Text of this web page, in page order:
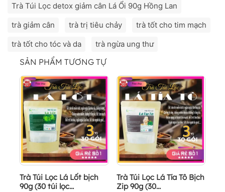
Trà Túi Lọc detox giảm cân Lá Ổi 90g Hồng Lan
trà giảm cân
trà trị tiêu chảy
trà tốt cho tim mạch
trà tốt cho tóc và da
trà ngừa ung thư
SẢN PHẨM TƯƠNG TỰ
Trà Túi Lọc Lá Lốt bịch
90g (30 túi lọc...
Trà Túi Lọc Lá Tía Tô Bịch
Zip 90g (30...